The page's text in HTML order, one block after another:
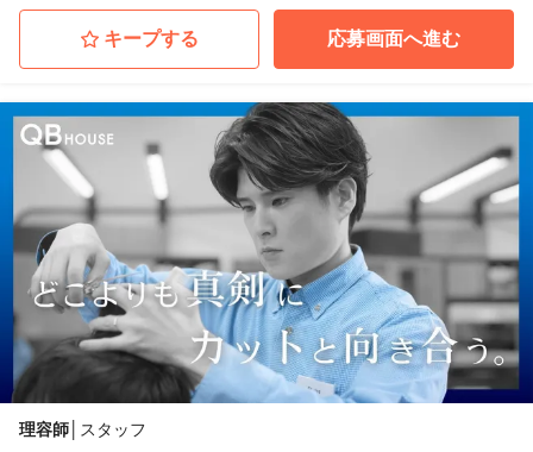
ＱＢハウス（アカデミー）ロジスカット 大阪校
大阪府大阪市北区 (北新地駅 徒歩 6分)
ＱＢハウス（アカデミー）ロジスカット 名古屋校
愛知県名古屋市中村区 (名古屋駅 徒歩 7分)
ＱＢハウス（アカデミー）ロジスカット 仙台校
宮城県仙台市青葉区 (あおば通駅 徒歩 3分)
ＱＢハウス（アカデミー）ロジスカット 広島校
広島県広島市南区
(広島駅 徒歩 5分)
...他
キープする 応募画面へ進む
理容師 スタッフ